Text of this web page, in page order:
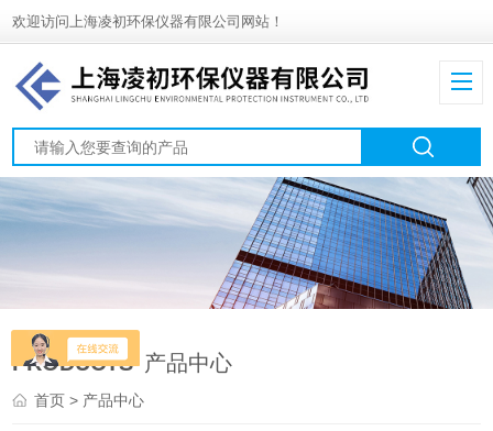
欢迎访问上海凌初环保仪器有限公司网站！
PRODUCTS 产品中心
首页> 产品中心